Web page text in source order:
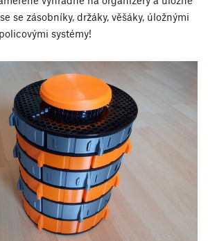
se zásobníky, držáky, věšáky, úložnými
systémy!